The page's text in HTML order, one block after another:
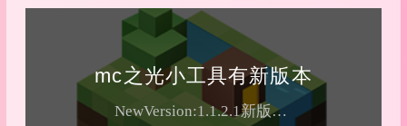
mc之光小工具有新版本
NewVersion:1.1.2.1新版本，新UI新功能，新体验暂停对V1.1.2.1版本以下V1.0以上所有版本...